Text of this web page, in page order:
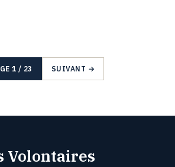
1 / 23 SUIVANT →
Volontaires